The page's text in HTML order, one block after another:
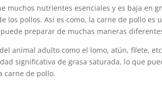
nutrientes esenciales y es baja en
los pollos. Así es como, la carne de pollo es
preparar de muchas maneras
animal adulto como el lomo, atún, filete,
significativa de grasa saturada, lo que
carne de pollo.